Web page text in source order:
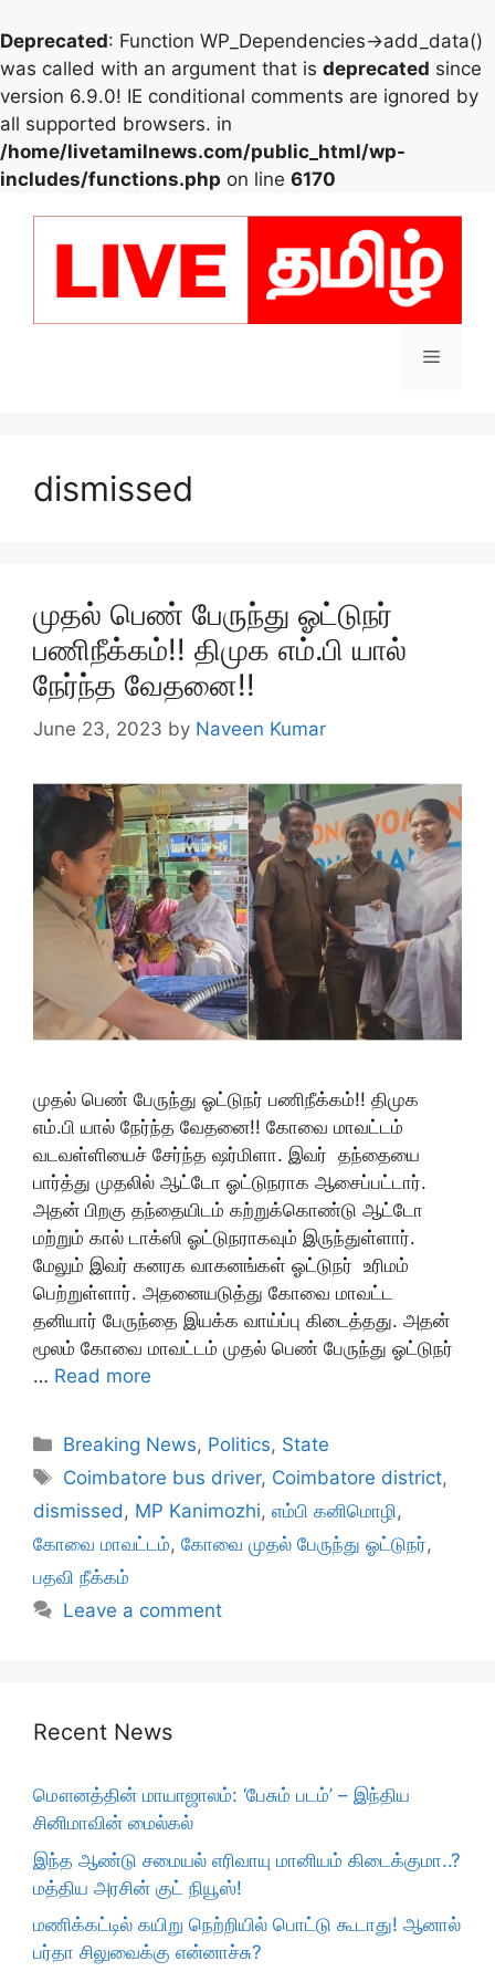
Deprecated: Function WP_Dependencies->add_data()
was called with an argument that is deprecated since
version 6.9.0! IE conditional comments are ignored by
all supported browsers. in
/home/livetamilnews.com/public_html/wp-
includes/functions.php on line 6170
Menu
dismissed
முதல் பெண் பேருந்து ஓட்டுநர்
பணிநீக்கம்!! திமுக எம்.பி யால்
நேர்ந்த வேதனை!!
June 23, 2023 by Naveen Kumar
முதல் பெண் பேருந்து ஓட்டுநர் பணிநீக்கம்!! திமுக
எம்.பி யால் நேர்ந்த வேதனை!! கோவை மாவட்டம்
வடவள்ளியைச் சேர்ந்த ஷர்மிளா. இவர் தந்தையை
பார்த்து முதலில் ஆட்டோ ஓட்டுநராக ஆசைப்பட்டார்.
அதன் பிறகு தந்தையிடம் கற்றுக்கொண்டு ஆட்டோ
மற்றும் கால் டாக்ஸி ஓட்டுநராகவும் இருந்துள்ளார்.
மேலும் இவர் கனரக வாகனங்கள் ஓட்டுநர் உரிமம்
பெற்றுள்ளார். அதனையடுத்து கோவை மாவட்ட
தனியார் பேருந்தை இயக்க வாய்ப்பு கிடைத்தது. அதன்
மூலம் கோவை மாவட்டம் முதல் பெண் பேருந்து ஓட்டுநர்
… Read more
Categories
Breaking News, Politics, State
Tags
Coimbatore bus driver, Coimbatore district,
dismissed, MP Kanimozhi, எம்பி கனிமொழி,
கோவை மாவட்டம், கோவை முதல் பேருந்து ஓட்டுநர்,
பதவி நீக்கம்
Leave a comment
Recent News
மௌனத்தின் மாயாஜாலம்: ‘பேசும் படம்’ – இந்திய
சினிமாவின் மைல்கல்
இந்த ஆண்டு சமையல் எரிவாயு மானியம் கிடைக்குமா..?
மத்திய அரசின் குட் நியூஸ்!
மணிக்கட்டில் கயிறு நெற்றியில் பொட்டு கூடாது! ஆனால்
பர்தா சிலுவைக்கு என்னாச்சு?